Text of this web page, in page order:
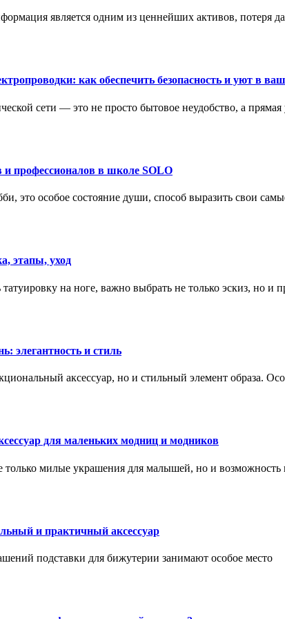
является одним из ценнейших активов, потеря
как обеспечить безопасность и уют в
сети — это не просто бытовое неудобство, а
и профессионалов в школе SOLO
это особое состояние души, способ выразить свои
этапы, уход
на ноге, важно выбрать не только эскиз, но и
элегантность и стиль
аксессуар, но и стильный элемент образа.
для маленьких модниц и модников
милые украшения для малышей, но и возможность
и практичный аксессуар
подставки для бижутерии занимают особое место